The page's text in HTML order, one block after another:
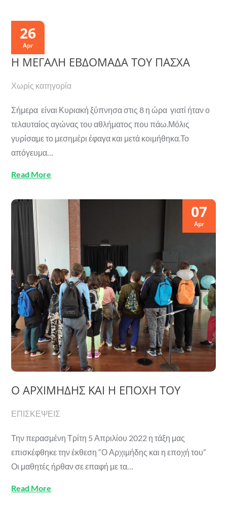
26
Apr
Η ΜΕΓΑΛΗ ΕΒΔΟΜΑΔΑ ΤΟΥ ΠΑΣΧΑ
Χωρίς κατηγορία
Σήμερα είναι Κυριακή ξύπνησα στις 8 η ώρα γιατί ήταν ο
τελαυταίος αγώνας του αθλήματος που πάω.Μόλις
γυρίσαμε το μεσημέρι έφαγα και μετά κοιμήθηκα.Το
απόγευμα…
Read More
07
Apr
Ο ΑΡΧΙΜΗΔΗΣ ΚΑΙ Η ΕΠΟΧΗ ΤΟΥ
ΕΠΙΣΚΕΨΕΙΣ
Την περασμένη Τρίτη 5 Απριλίου 2022 η τάξη μας
επισκέφθηκε την έκθεση “Ο Αρχιμήδης και η εποχή του”
Οι μαθητές ήρθαν σε επαφή με τα…
Read More